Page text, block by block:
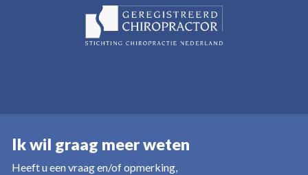
Ik wil graag meer weten
Heeft u een vraag en/of opmerking,